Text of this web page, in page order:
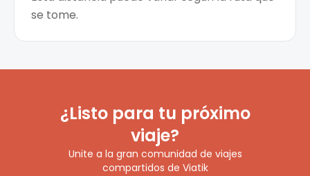
se tome.
¿Listo para tu próximo
viaje?
Unite a la gran comunidad de viajes
compartidos de Viatik